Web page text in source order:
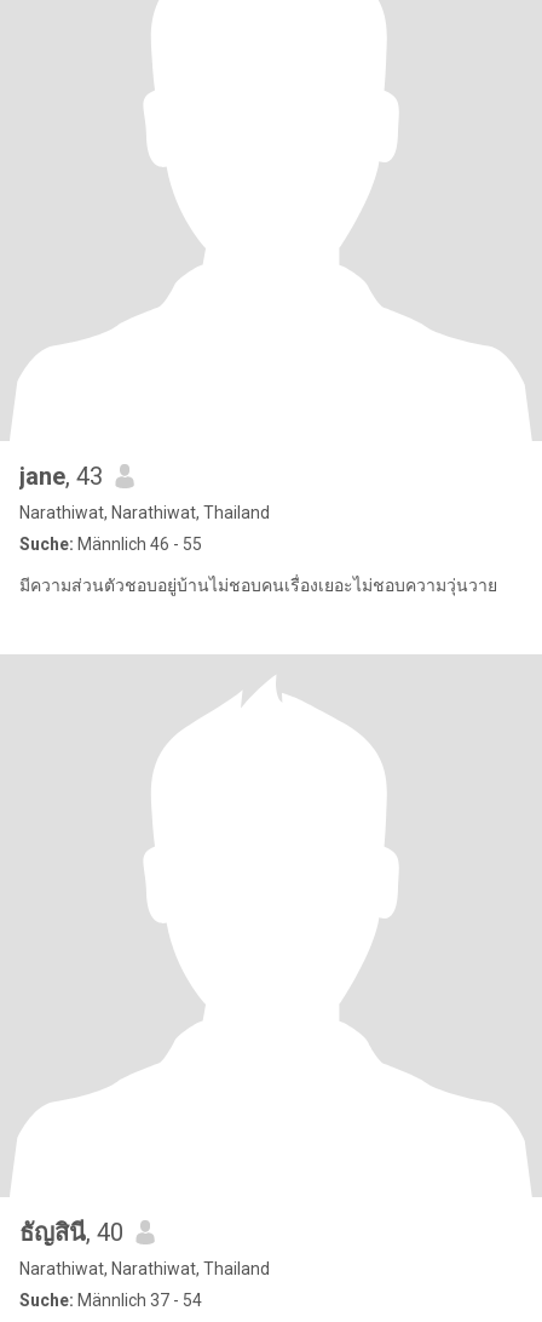
jane, 43
Narathiwat, Narathiwat, Thailand
Suche: Männlich 46 - 55
มีความส่วนตัวชอบอยู่บ้านไม่ชอบคนเรื่องเยอะไม่ชอบความวุ่นวาย
ธัญสินี, 40
Narathiwat, Narathiwat, Thailand
Suche: Männlich 37 - 54